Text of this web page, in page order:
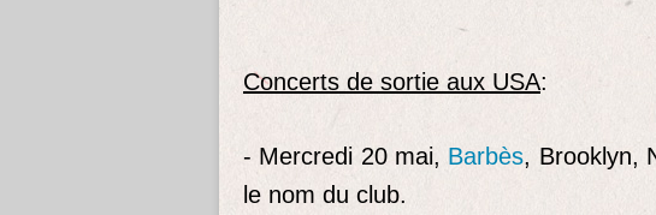
Concerts de sortie aux USA:
- Mercredi 20 mai, Barbès, Brooklyn,
le nom du club.